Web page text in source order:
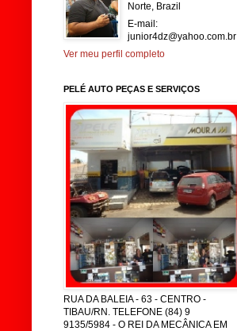
Norte, Brazil
E-mail:
junior4dz@yahoo.com.br
Ver meu perfil completo
PELÉ AUTO PEÇAS E SERVIÇOS
RUA DA BALEIA - 63 - CENTRO -
TIBAU/RN. TELEFONE (84) 9
9135/5984 - O REI DA MECÂNICA EM